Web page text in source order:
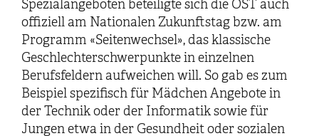
Spezialangeboten beteiligte sich die OST auch
offiziell am Nationalen Zukunftstag bzw. am
Programm «Seitenwechsel», das klassische
Geschlechterschwerpunkte in einzelnen
Berufsfeldern aufweichen will. So gab es zum
Beispiel spezifisch für Mädchen Angebote in
der Technik oder der Informatik sowie für
Jungen etwa in der Gesundheit oder sozialen